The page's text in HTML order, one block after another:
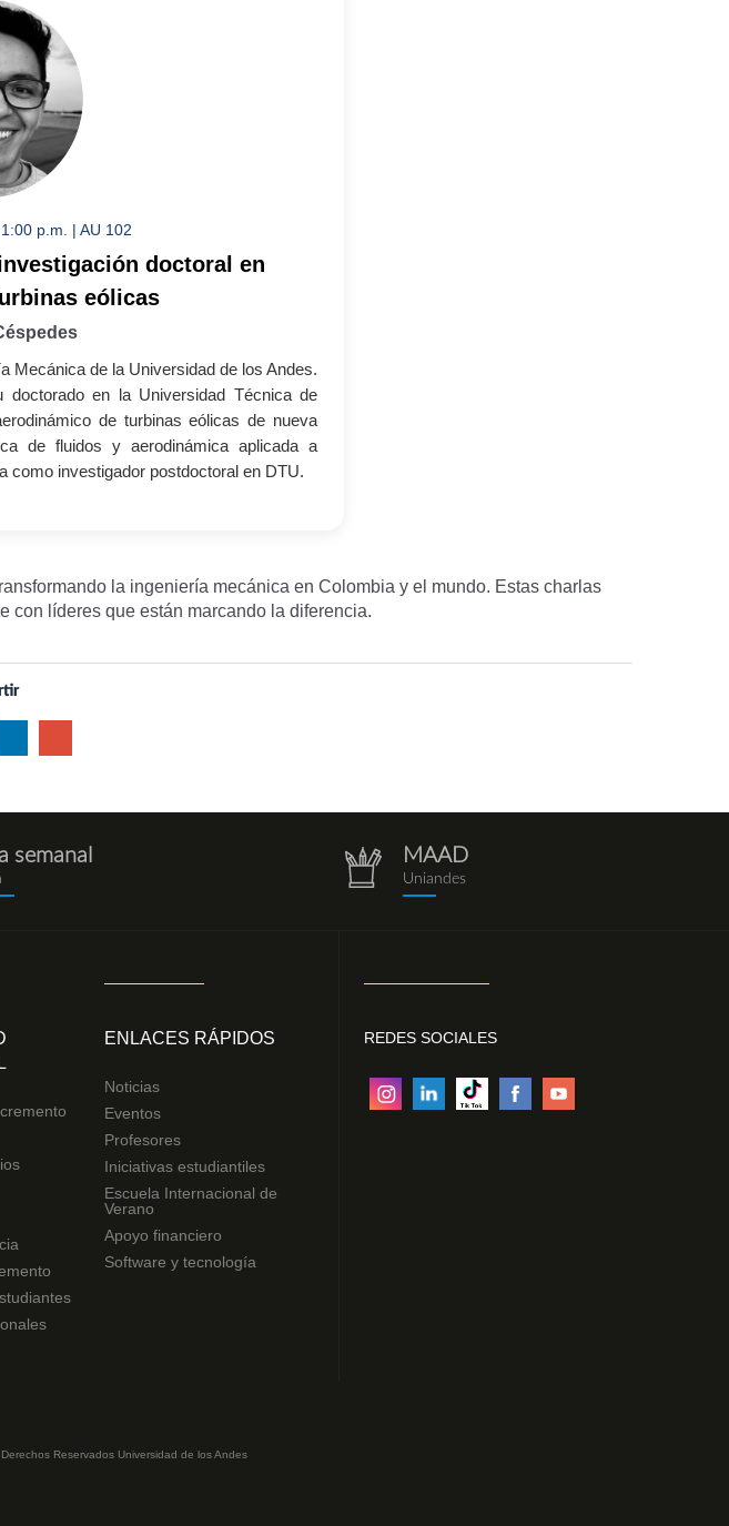
p.m. | AU 102
doctoral en
eólicas
Mecánica de la Universidad de los Andes.
en la Universidad Técnica de
de turbinas eólicas de nueva
de fluidos y aerodinámica aplicada a
como investigador postdoctoral en DTU.
la ingeniería mecánica en Colombia y el mundo. Estas charlas
con líderes que están marcando la diferencia.
semanal repositorio.png
MAAD
Uniandes
ENLACES RÁPIDOS
Noticias
Eventos
Profesores
Iniciativas estudiantiles
Escuela Internacional de
Verano
Apoyo financiero
Software y tecnología
REDES SOCIALES
Reservados Universidad de los Andes